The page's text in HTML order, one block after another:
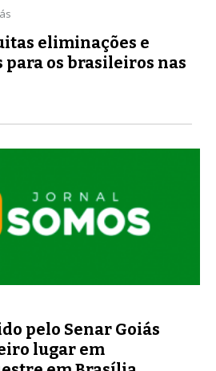
eliminações e
para os brasileiros nas
pelo Senar Goiás
lugar em